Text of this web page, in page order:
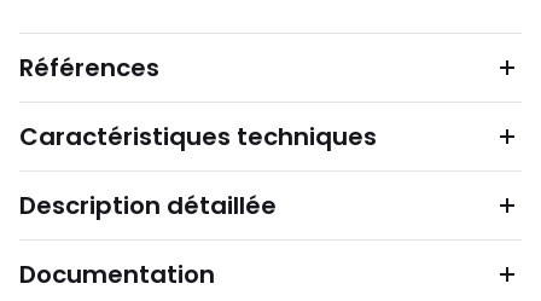
Références
Caractéristiques techniques
Description détaillée
Documentation